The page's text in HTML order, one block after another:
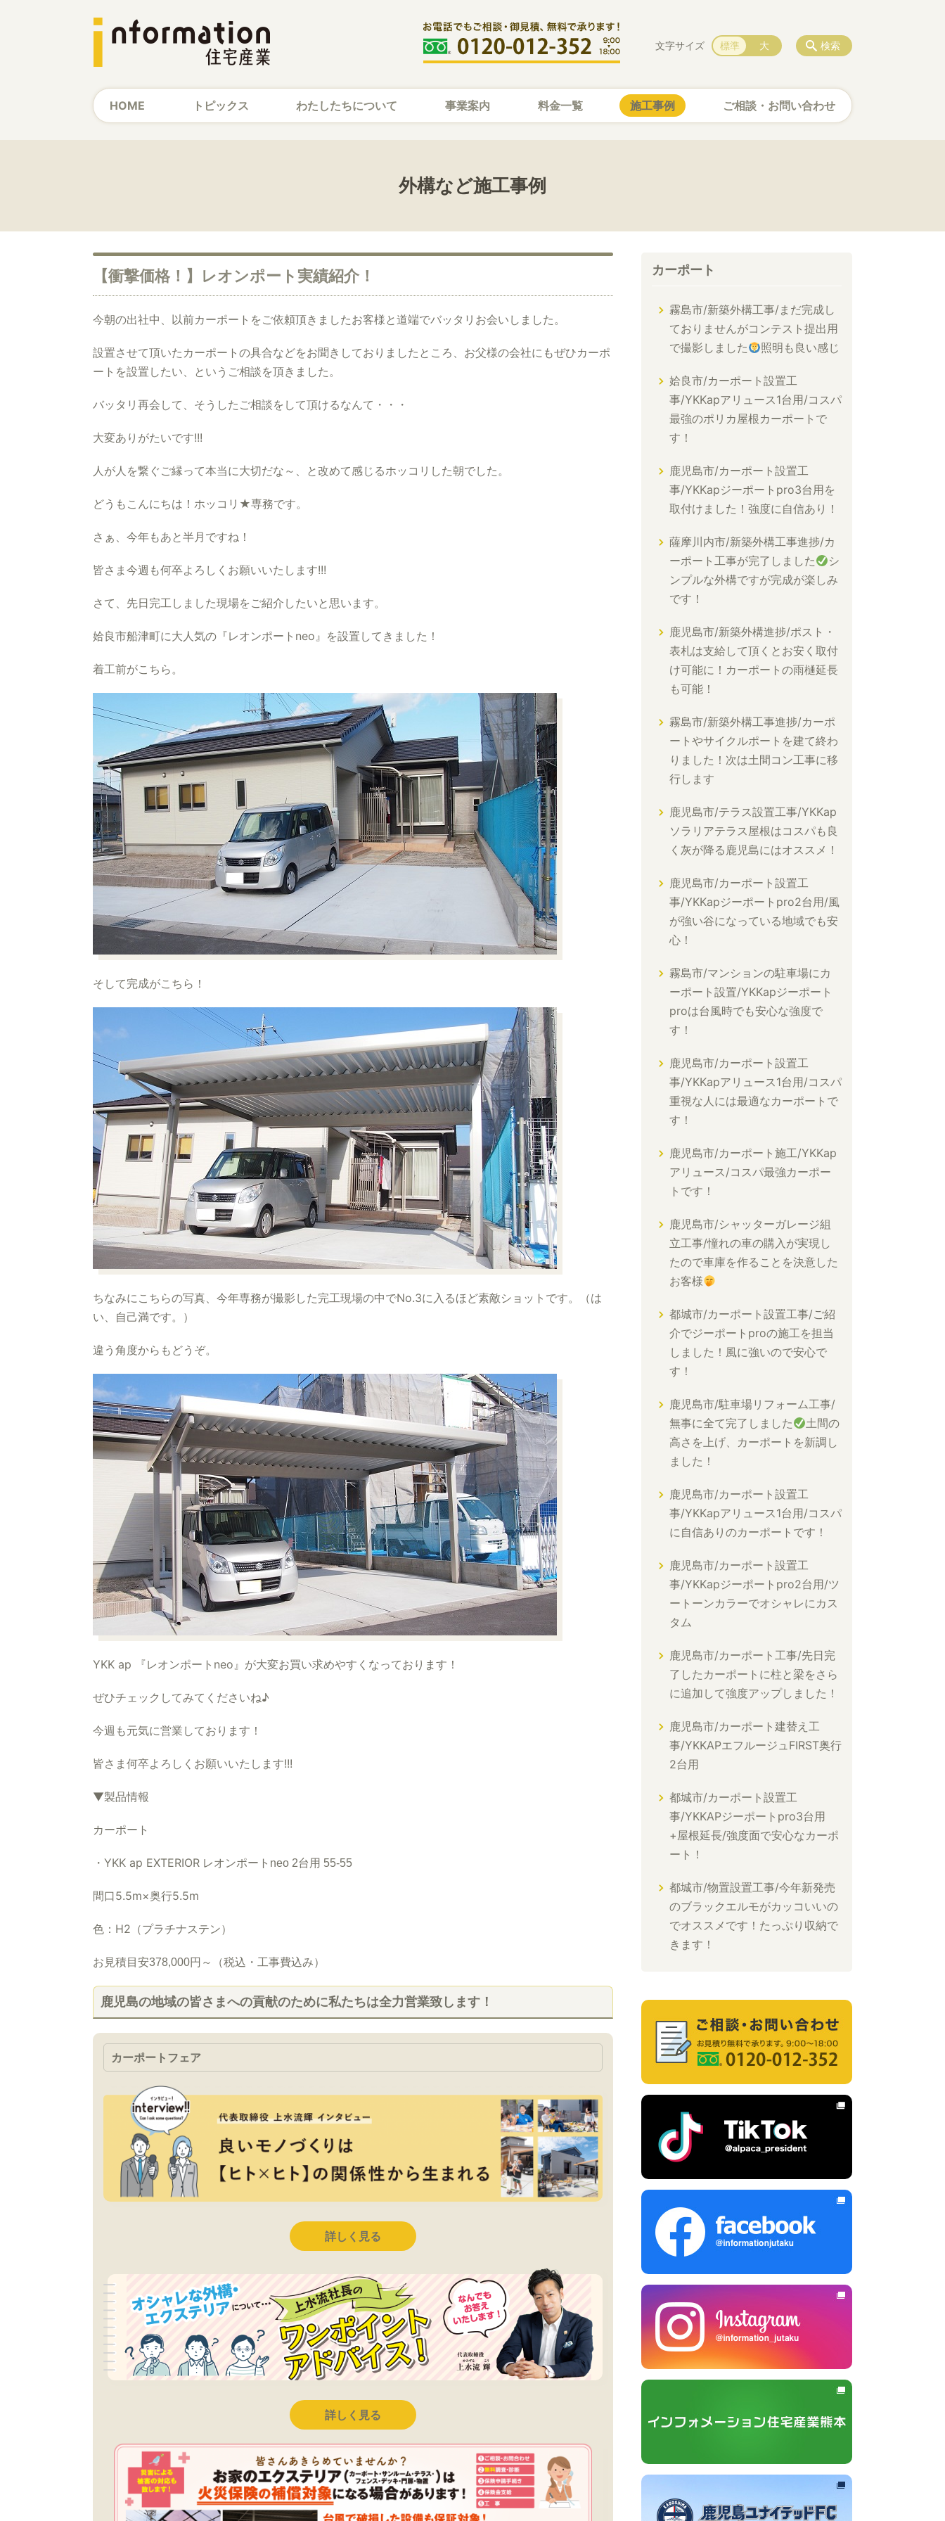
HOME トピックス わたしたちについて 事業案内 料金一覧 施工事例 ご相談・お問い合わせ
検索
文字サイズ 標準 大
外構など施工事例
【衝撃価格！】レオンポート実績紹介！
今朝の出社中、以前カーポートをご依頼頂きましたお客様と道端でバッタリお会いしました。
設置させて頂いたカーポートの具合などをお聞きしておりましたところ、お父様の会社にもぜひカーポ
ートを設置したい、というご相談を頂きました。
バッタリ再会して、そうしたご相談をして頂けるなんて・・・
大変ありがたいです!!!
人が人を繋ぐご縁って本当に大切だな～、と改めて感じるホッコリした朝でした。
どうもこんにちは！ホッコリ★専務です。
さぁ、今年もあと半月ですね！
皆さま今週も何卒よろしくお願いいたします!!!
さて、先日完工しました現場をご紹介したいと思います。
姶良市船津町に大人気の『レオンポートneo』を設置してきました！
着工前がこちら。
そして完成がこちら！
ちなみにこちらの写真、今年専務が撮影した完工現場の中でNo.3に入るほど素敵ショットです。（は
い、自己満です。）
違う角度からもどうぞ。
YKK ap 『レオンポートneo』が大変お買い求めやすくなっております！
ぜひチェックしてみてくださいね♪
今週も元気に営業しております！
皆さま何卒よろしくお願いいたします!!!
▼製品情報
カーポート
・ YKK ap EXTERIOR レオンポートneo 2台用 55-55
間口5.5m×奥行5.5m
色： H2 （プラチナステン）
お見積目安378,000円 ～（税込・工事費込み）
鹿児島の地域の皆さまへの貢献のために私たちは全力営業致します！
カーポートフェア
詳しく見る
詳しく見る
カーポート
霧島市/新築外構工事/まだ完成し
ておりませんがコンテスト提出用
で撮影しました
照明も良い感じ
姶良市/カーポート設置工
事/YKKapアリュース1台用/コスパ
最強のポリカ屋根カーポートで
す！
鹿児島市/カーポート設置工
事/YKKapジーポートpro3台用を
取付けました！強度に自信あり！
薩摩川内市/新築外構工事進捗/カ
ーポート工事が完了しました
シ
ンプルな外構ですが完成が楽しみ
です！
鹿児島市/新築外構進捗/ポスト・
表札は支給して頂くとお安く取付
け可能に！カーポートの雨樋延長
も可能！
霧島市/新築外構工事進捗/カーポ
ートやサイクルポートを建て終わ
りました！次は土間コン工事に移
行します
鹿児島市/テラス設置工事/YKKap
ソラリアテラス屋根はコスパも良
く灰が降る鹿児島にはオススメ！
鹿児島市/カーポート設置工
事/YKKapジーポートpro2台用/風
が強い谷になっている地域でも安
心！
霧島市/マンションの駐車場にカ
ーポート設置/YKKapジーポート
proは台風時でも安心な強度で
す！
鹿児島市/カーポート設置工
事/YKKapアリュース1台用/コスパ
重視な人には最適なカーポートで
す！
鹿児島市/カーポート施工/YKKap
アリュース/コスパ最強カーポー
トです！
鹿児島市/シャッターガレージ組
立工事/憧れの車の購入が実現し
たので車庫を作ることを決意した
お客様
都城市/カーポート設置工事/ご紹
介でジーポートproの施工を担当
しました！風に強いので安心で
す！
鹿児島市/駐車場リフォーム工事/
無事に全て完了しました
土間の
高さを上げ、カーポートを新調し
ました！
鹿児島市/カーポート設置工
事/YKKapアリュース1台用/コスパ
に自信ありのカーポートです！
鹿児島市/カーポート設置工
事/YKKapジーポートpro2台用/ツ
ートーンカラーでオシャレにカス
タム
鹿児島市/カーポート工事/先日完
了したカーポートに柱と梁をさら
に追加して強度アップしました！
鹿児島市/カーポート建替え工
事/YKKAPエフルージュFIRST奥行
2台用
都城市/カーポート設置工
事/YKKAPジーポートpro3台用
+屋根延長/強度面で安心なカーポ
ート！
都城市/物置設置工事/今年新発売
のブラックエルモがカッコいいの
でオススメです！たっぷり収納で
きます！